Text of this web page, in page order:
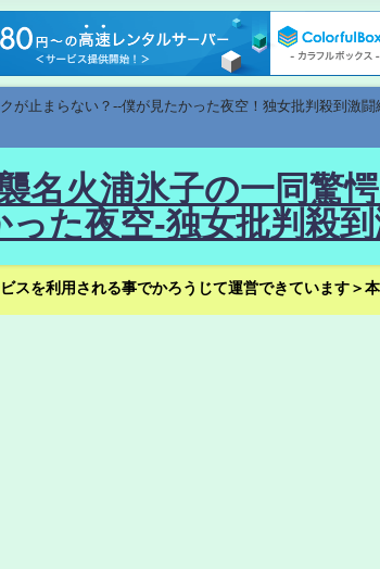
止まらない？--僕が見たかった夜空！独女批判殺到激
名火浦氷子の一同驚
た夜空-独女批判殺
を利用される事でかろうじて運営できています＞